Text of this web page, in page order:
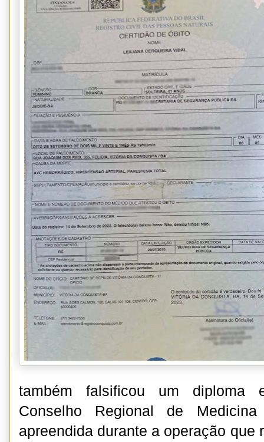
também falsificou um diploma
Conselho Regional de
apreendida durante a operação que